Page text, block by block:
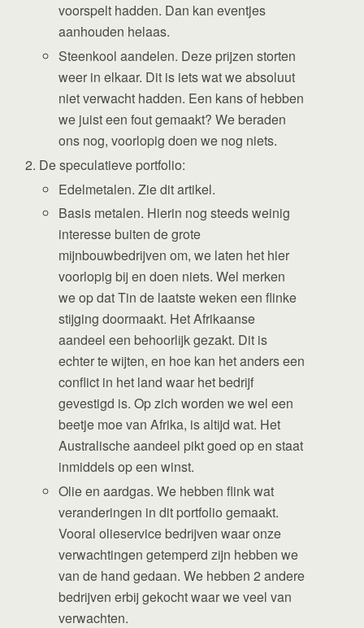
voorspelt hadden. Dan kan eventjes
aanhouden helaas.
Steenkool aandelen. Deze prijzen storten
weer in elkaar. Dit is iets wat we absoluut
niet verwacht hadden. Een kans of hebben
we juist een fout gemaakt? We beraden
ons nog, voorlopig doen we nog niets.
De speculatieve portfolio:
Edelmetalen. Zie dit artikel.
Basis metalen. Hierin nog steeds weinig
interesse buiten de grote
mijnbouwbedrijven om, we laten het hier
voorlopig bij en doen niets. Wel merken
we op dat Tin de laatste weken een flinke
stijging doormaakt. Het Afrikaanse
aandeel een behoorlijk gezakt. Dit is
echter te wijten, en hoe kan het anders een
conflict in het land waar het bedrijf
gevestigd is. Op zich worden we wel een
beetje moe van Afrika, is altijd wat. Het
Australische aandeel pikt goed op en staat
inmiddels op een winst.
Olie en aardgas. We hebben flink wat
veranderingen in dit portfolio gemaakt.
Vooral olieservice bedrijven waar onze
verwachtingen getemperd zijn hebben we
van de hand gedaan. We hebben 2 andere
bedrijven erbij gekocht waar we veel van
verwachten.